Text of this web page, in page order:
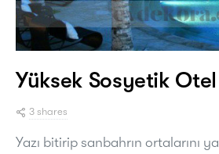
Yüksek Sosyetik Otel
3 shares
Yazı bitirip sanbahrın ortalarını